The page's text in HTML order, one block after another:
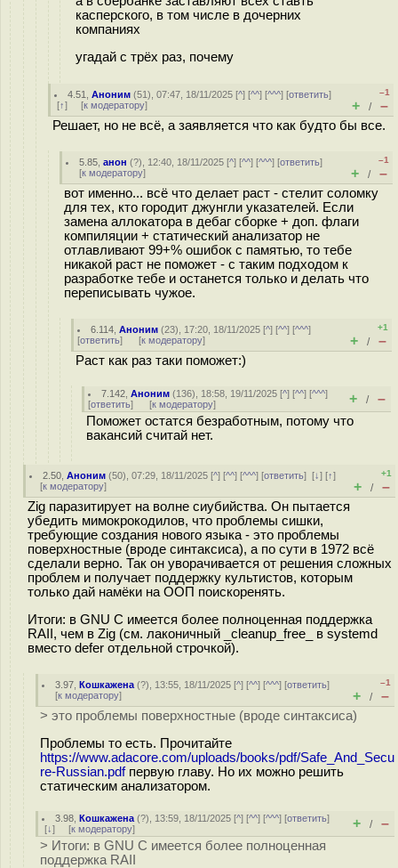
касперского, в том числе в дочерних
компаниях
угадай с трёх раз, почему
4.51 ,Аноним (51), 07:47, 18/11/2025 [^] [^^] [^^^] [ответить]
[↑] [к модератору]
–1
+ / –
Решает, но не всё, а заявляется что как будто бы все.
5.85 ,анон (?), 12:40, 18/11/2025 [^] [^^] [^^^] [ответить]
[к модератору]
–1
+ / –
вот именно... всё что делает раст - стелит соломку
для тех, кто городит джунгли указателей. Если
замена аллокатора в дебаг сборке + доп. флаги
компиляции + статический анализатор не
отлавливают 99+% ошибок с памятью, то тебе
никакой раст не поможет - с таким подходом к
разработке тебе и останется только и делать что
переписывать чужое.
6.114 ,Аноним (23), 17:20, 18/11/2025 [^] [^^] [^^^]
[ответить] [к модератору]
+1
+ / –
Раст как раз таки поможет:)
7.142 ,Аноним (136), 18:58, 19/11/2025 [^] [^^] [^^^]
[ответить] [к модератору] + / –
Поможет остатся безработным, потому что
вакансий считай нет.
2.50 ,Аноним (50), 07:29, 18/11/2025 [^] [^^] [^^^] [ответить][↓] [↑]
[к модератору]
+1
+ / –
Zig паразитирует на волне сиубийства. Он пытается
убедить мимокрокодилов, что проблемы сишки,
требующие создания нового языка - это проблемы
поверхностные (вроде синтаксиса), а по сути в 1972 всё
сделали верно. Так он уворачивается от решения сложных
проблем и получает поддержку культистов, которым
только дай намёки на ООП поискоренять.
Итоги: в GNU C имеется более полноценная поддержка
RAII, чем в Zig (см. лаконичный _cleanup_free_ в systemd
вместо defer отдельной строчкой).
3.97 ,Кошкажена (?), 13:55, 18/11/2025 [^] [^^] [^^^] [ответить]
[к модератору]
–1
+ / –
> это проблемы поверхностные (вроде синтаксиса)
Проблемы то есть. Прочитайте
https://www.adacore.com/uploads/books/pdf/Safe_And_Secu
re-Russian.pdfпервую главу. Но их можно решить
статическим анализатором.
3.98 ,Кошкажена (?), 13:59, 18/11/2025 [^] [^^] [^^^] [ответить]
[↓] [к модератору] + / –
> Итоги: в GNU C имеется более полноценная
поддержка RAII